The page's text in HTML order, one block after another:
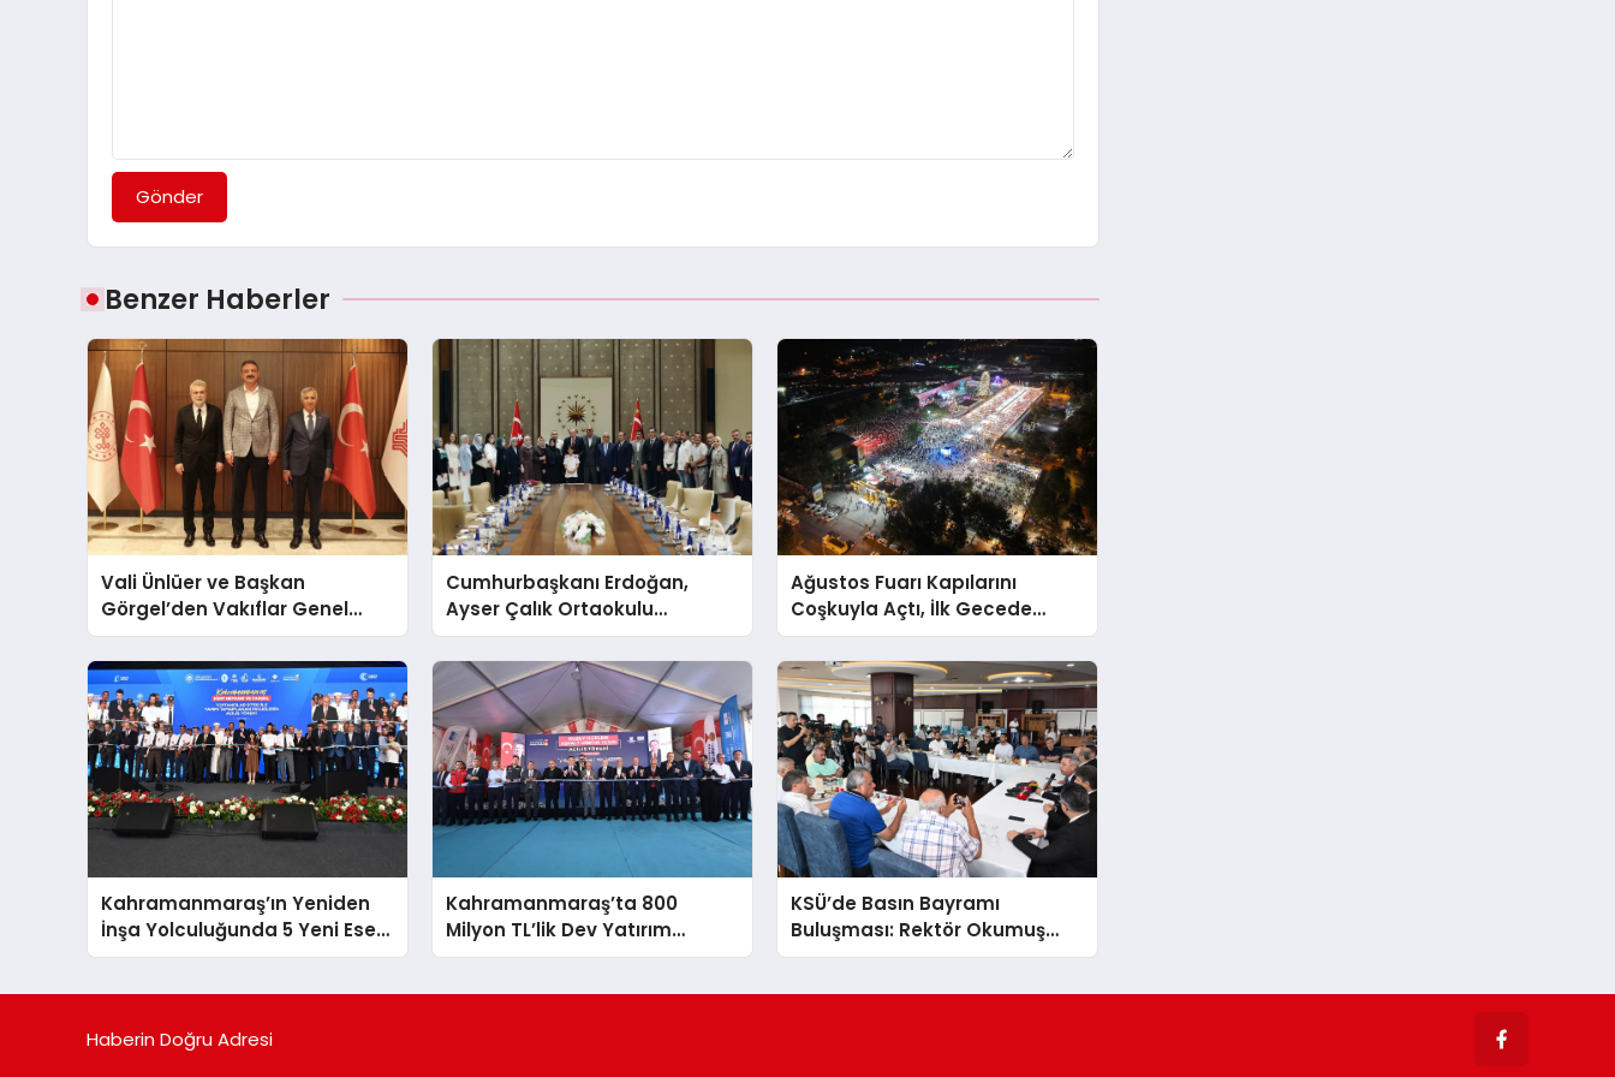
Gönder
Benzer Haberler
Vali Ünlüer ve Başkan
Görgel’den Vakıflar Genel
Müdürlüğü’ne ziyaret
Cumhurbaşkanı Erdoğan,
Ayser Çalık Ortaokulu
Şehitlerinin Aileleriyle Bir
Araya Geldi
Ağustos Fuarı Kapılarını
Coşkuyla Açtı, İlk Gecede
Eypio Rüzgârı Esti
Kahramanmaraş’ın Yeniden
İnşa Yolculuğunda 5 Yeni Eser
Daha Hizmete Açıldı
Kahramanmaraş’ta 800
Milyon TL’lik Dev Yatırım
Hizmete Girdi
KSÜ’de Basın Bayramı
Buluşması: Rektör Okumuş
Üniversitenin Hedeflerini
Haberin Doğru Adresi